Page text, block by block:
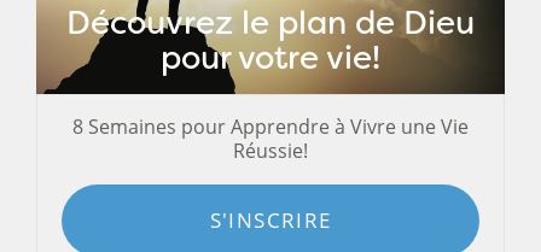
Découvrez le plan de Dieu
pour votre vie!
8 Semaines pour Apprendre à Vivre une Vie
Réussie!
S'INSCRIRE